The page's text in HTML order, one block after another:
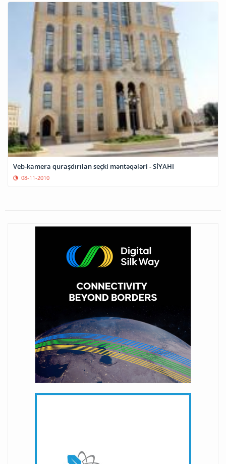
Veb-kamera quraşdırılan seçki məntəqələri - SİYAHI
08-11-2010